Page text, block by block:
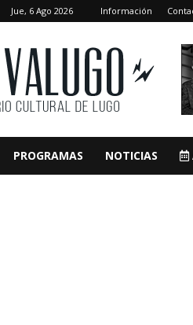
Jue, 6 Ago 2026 Información
PROGRAMAS NOTICIAS